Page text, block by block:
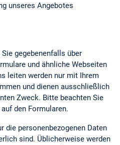
unseres Angebotes
gegebenenfalls über
und ähnliche Webseiten
leiten werden nur mit Ihrem
und dienen ausschließlich
Zweck. Bitte beachten Sie
den Formularen.
die personenbezogenen Daten
sind. Üblicherweise werden